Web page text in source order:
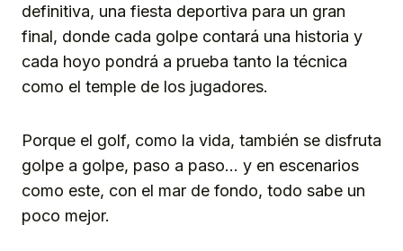
definitiva, una fiesta deportiva para un gran
final, donde cada golpe contará una historia y
cada hoyo pondrá a prueba tanto la técnica
como el temple de los jugadores.
Porque el golf, como la vida, también se disfruta
golpe a golpe, paso a paso… y en escenarios
como este, con el mar de fondo, todo sabe un
poco mejor.